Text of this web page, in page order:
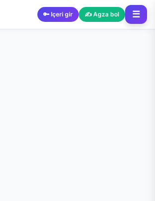
🔑 Içeri gir ✍️ Agza bol ☰